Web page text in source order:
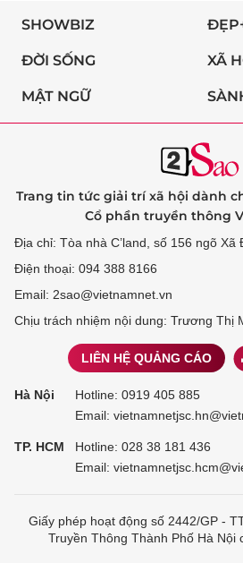
SHOWBIZ
ĐỜI SỐNG XÃ
MẬT NGỮ
Trang tin tức giải trí xã hội dành
Cổ phần truyền thông
Địa chỉ: Tòa nhà C’land, số 156 ngõ
Điện thoại: 094 388 8166
Email: 2sao@vietnamnet.vn
Chịu trách nhiệm nội dung: Trương Thị
LIÊN HỆ QUẢNG CÁO
Hà Nội Hotline: 0919 405 885
Email:
TP. HCM Hotline: 028 38 181 436
Email:
Giấy phép hoạt động số 2442/GP -
Truyền Thông Thành Phố Hà Nội